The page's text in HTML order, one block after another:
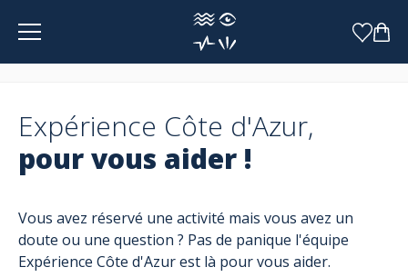
Panneau de gestion des cookies
Expérience Côte d'Azur,
pour vous aider !
Vous avez réservé une activité mais vous avez un
doute ou une question ? Pas de panique l'équipe
Expérience Côte d'Azur est là pour vous aider.